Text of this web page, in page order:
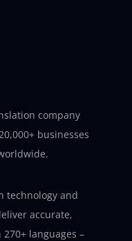
company
businesses
technology and
accurate,
languages –